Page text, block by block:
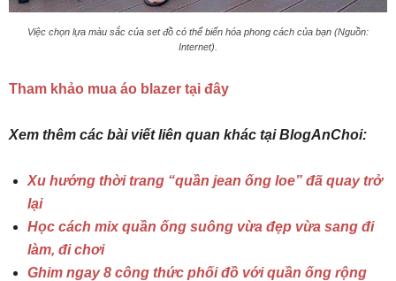
Việc chọn lựa màu sắc của set đồ có thể biến hóa phong cách của bạn (Nguồn:
Internet).
Tham khảo mua áo blazer tại đây
Xem thêm các bài viết liên quan khác tại BlogAnChoi:
Xu hướng thời trang “quần jean ống loe” đã quay trở
lại
Học cách mix quần ống suông vừa đẹp vừa sang đi
làm, đi chơi
Ghim ngay 8 công thức phối đồ với quần ống rộng